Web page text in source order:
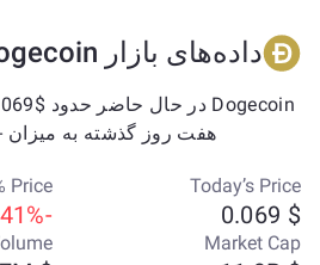
داده‌های بازار Dogecoin
هفت روز گذشته به میزان -0.14% تغییر کرده
Today’s Price
$ 0.069
Price
-0.41%
Market Cap